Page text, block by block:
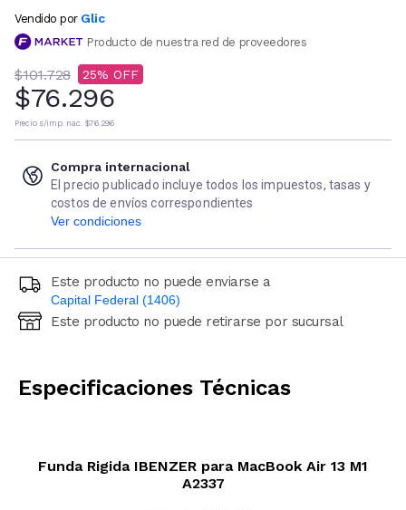
Vendido por Glic
Producto de nuestra red de proveedores
$101.728 25
$76.296
Precio s/imp. nac. $76.296
Compra internacional
El precio publicado incluye todos los impuestos, tasas y
costos de envíos correspondientes
Ver condiciones
Este producto no puede enviarse a
Capital Federal (1406)
Ingresá código postal (sólo números)
Este producto no puede retirarse por sucursal
Especificaciones Técnicas
Funda Rigida IBENZER para MacBook Air 13 M1
A2337